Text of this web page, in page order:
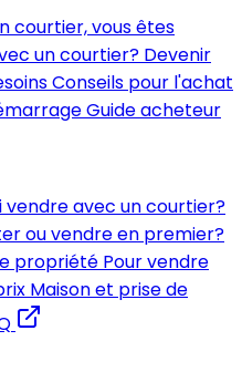
courtier, vous êtes
un courtier? Devenir
Conseils pour l'achat
Guide acheteur
vendre avec un courtier?
ou vendre en premier?
propriété Pour vendre
Maison et prise de